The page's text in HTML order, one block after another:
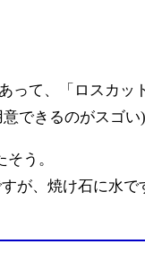
って、「ロスカ
できるのがスゴい)
う。
が、焼け石に水で